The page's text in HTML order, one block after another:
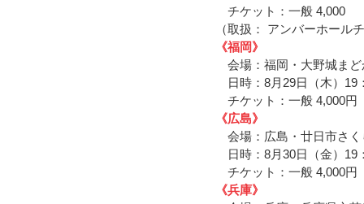
チケット：一般 4,000
（取扱： アンバーホー
《福岡》
会場：福岡・大野城ま
日時：8月29日（木）19
チケット：一般 4,000円
《広島》
会場：広島・廿日市さく
日時：8月30日（金）
チケット：一般 4,000円
《兵庫》